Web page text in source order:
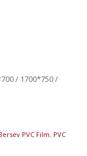
/ 1700*750 /
PVC Film, PVC